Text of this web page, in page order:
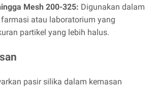
Mesh 200-325: Digunakan dalam
atau laboratorium yang
partikel yang lebih halus.
pasir silika dalam kemasan